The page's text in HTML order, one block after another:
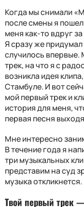
Когда мы снимали
после смены я
меня как-то вдруг
Я сразу же придумал
случилось впервые.
трек, на что я с
возникла идея
Стамбуле. И вот
мой первый трек и
история для меня,
первая песня
Мне интересно
В течение года я
три музыкальных
представим на суд
музыка откликнется.
Твой первый трек